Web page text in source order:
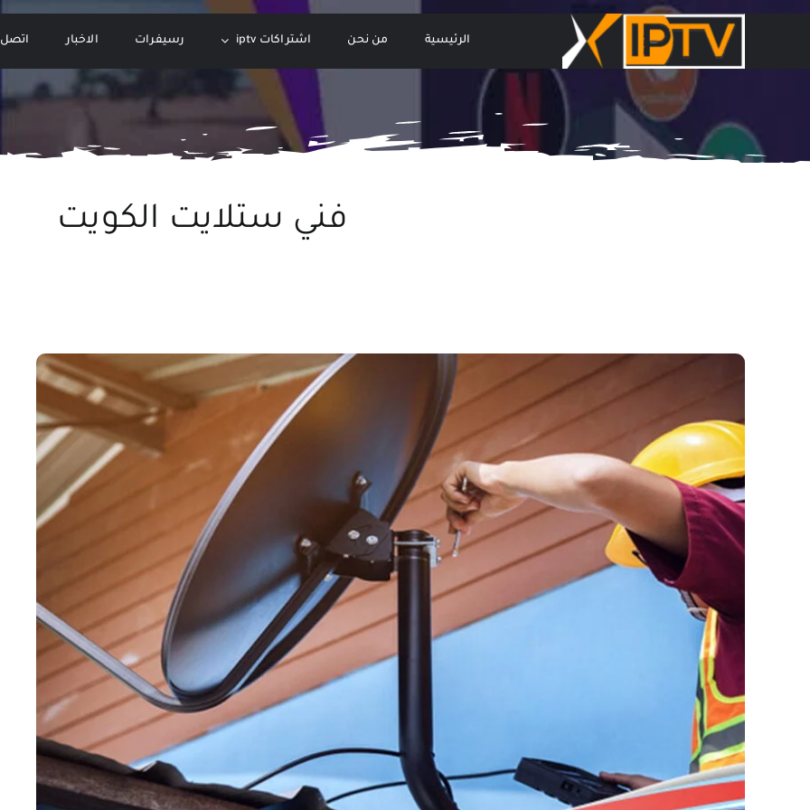
الرئيسية من نحن اشتراكات iptv رسيفرات الاخبار اتصل
فني ستلايت الكويت